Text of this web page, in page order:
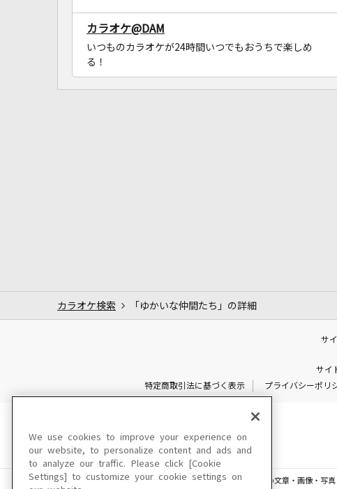
カラオケ@DAM
いつものカラオケが24時間いつでもおうちで楽しめ
る！
カラオケ検索 「ゆかいな仲間たち」の詳細
サ
サイ
特定商取引法に基づく表示
プライバシーポリ
このサイトに掲載されている一切の文章・画像・写
We use cookies to improve your experience on
our website, to personalize content and ads and
to analyze our traffic. Please click [Cookie
Settings] to customize your cookie settings on